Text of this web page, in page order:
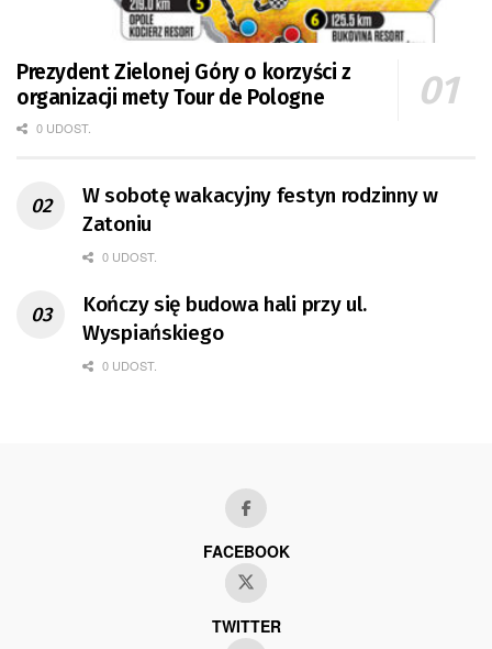
Prezydent Zielonej Góry o korzyści z
organizacji mety Tour de Pologne
0 UDOST.
W sobotę wakacyjny festyn rodzinny w
Zatoniu
0 UDOST.
Kończy się budowa hali przy ul.
Wyspiańskiego
0 UDOST.
FACEBOOK
TWITTER